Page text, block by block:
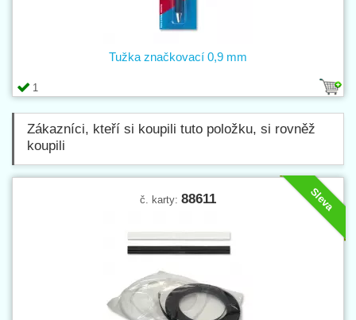
1
Tužka značkovací 0,9 mm
Zákazníci, kteří si koupili tuto položku, si rovněž
koupili
Sleva
č. karty: 88611